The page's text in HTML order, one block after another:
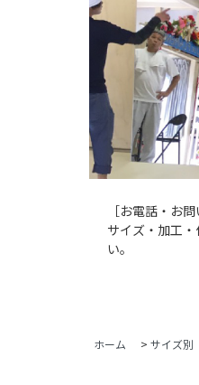
［お電話・お
サイズ・加工
い。
ホーム > サイズ別